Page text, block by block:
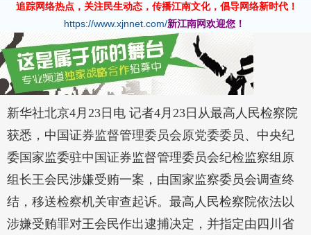
追踪网络热点，关注民生动态，传播江南文化，倡导网络新时代！
https://www.xjnnet.com/新江南网欢迎您！
新华社北京4月23日电 记者4月23日从最高人民检察院
获悉，中国证券监督管理委员会原党委委员、中央纪
委国家监委驻中国证券监督管理委员会纪检监察组原
组长王会民涉嫌受贿一案，由国家监察委员会调查终
结，移送检察机关审查起诉。最高人民检察院依法以
涉嫌受贿罪对王会民作出逮捕决定，并指定由四川省